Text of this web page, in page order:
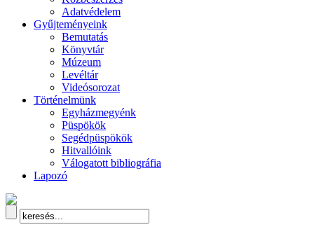
Adatvédelem
Gyűjteményeink
Bemutatás
Könyvtár
Múzeum
Levéltár
Videósorozat
Történelmünk
Egyházmegyénk
Püspökök
Segédpüspökök
Hitvallóink
Válogatott bibliográfia
Lapozó